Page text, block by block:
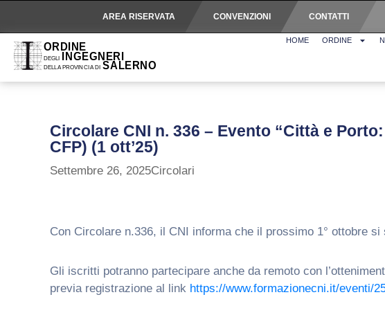
AREA RISERVATA CONVENZIONI CONTATTI
HOME ORDINE
Circolare CNI n. 336 – Evento “Città e
CFP) (1 ott’25)
Settembre 26, 2025Circolari
Con Circolare n.336, il CNI informa che il prossimo 1° ottobre
Gli iscritti potranno partecipare anche da remoto con
previa registrazione al link https://www.formazionecni.it/eventi/